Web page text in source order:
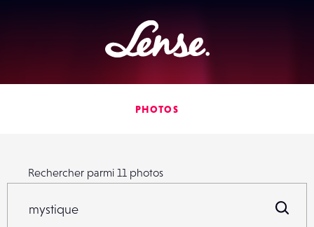
PHOTOS
Rechercher parmi 11 photos